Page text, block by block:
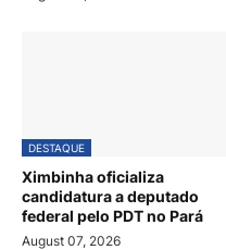
DESTAQUE
Ximbinha oficializa
candidatura a deputado
federal pelo PDT no Pará
August 07, 2026